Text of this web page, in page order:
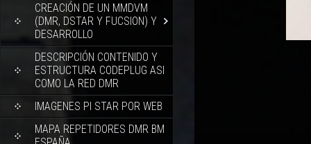
CREACIÓN DE UN MMDVM
(DMR, DSTAR Y FUCSION) Y
DESARROLLO
DESCRIPCIÓN CONTENIDO Y
ESTRUCTURA CODEPLUG ASI
COMO LA RED DMR
IMAGENES PI STAR POR WEB
MAPA REPETIDORES DMR BM